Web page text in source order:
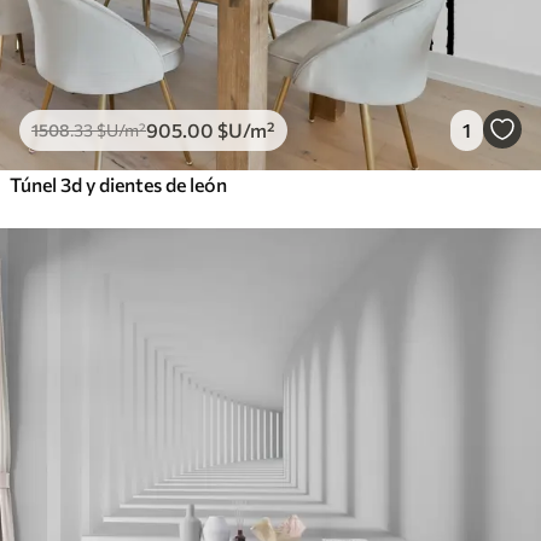
1508.33$U/m²905 .00 $U/m² 1
Túnel 3d y dientes de león